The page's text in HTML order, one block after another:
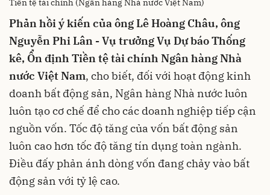
Tiền tệ tài chính (Ngân hàng Nhà nước Việt Nam)
Phản hồi ý kiến của ông Lê Hoàng Châu, ông
Nguyễn Phi Lân - Vụ trưởng Vụ Dự báo Thống
kê, Ổn định Tiền tệ tài chính Ngân hàng Nhà
nước Việt Nam, cho biết, đối với hoạt động kinh
doanh bất động sản, Ngân hàng Nhà nước luôn
luôn tạo cơ chế để cho các doanh nghiệp tiếp cận
nguồn vốn. Tốc độ tăng của vốn bất động sản
luôn cao hơn tốc độ tăng tín dụng toàn ngành.
Điều đấy phản ánh dòng vốn đang chảy vào bất
động sản với tỷ lệ cao.